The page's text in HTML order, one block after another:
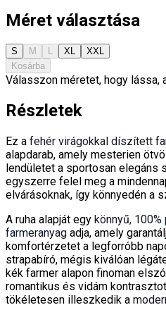
Méret választása
S M L XL
XXL
Kosárba
Válasszon méretet, hogy lássa,
Részletek
Ez a fehér virágokkal díszített
alapdarab, amely mesterien
lendületet a sportosan elegáns
egyszerre felel meg a
elvárásoknak, így könnyedén a
A ruha alapját egy könnyű,
farmeranyag adja, amely
komfortérzetet a legforróbb
strapabíró, mégis kiválóan
kék farmer alapon finoman
romantikus és vidám
tökéletesen illeszkedik a